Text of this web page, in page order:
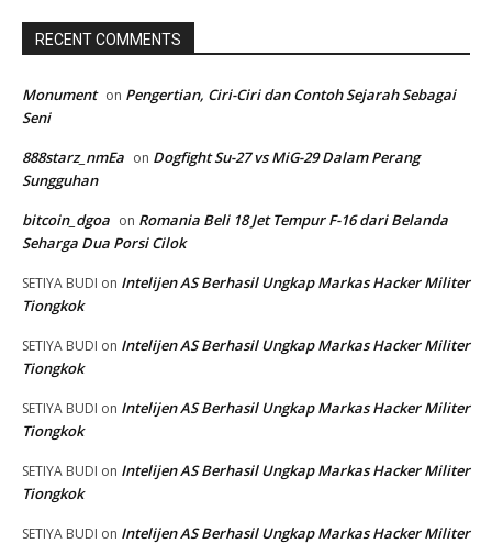
RECENT COMMENTS
Monument on Pengertian, Ciri-Ciri dan Contoh Sejarah Sebagai
Seni
888starz_nmEa on Dogfight Su-27 vs MiG-29 Dalam Perang
Sungguhan
bitcoin_dgoa on Romania Beli 18 Jet Tempur F-16 dari Belanda
Seharga Dua Porsi Cilok
SETIYA BUDI on Intelijen AS Berhasil Ungkap Markas Hacker Militer
Tiongkok
SETIYA BUDI on Intelijen AS Berhasil Ungkap Markas Hacker Militer
Tiongkok
SETIYA BUDI on Intelijen AS Berhasil Ungkap Markas Hacker Militer
Tiongkok
SETIYA BUDI on Intelijen AS Berhasil Ungkap Markas Hacker Militer
Tiongkok
SETIYA BUDI on Intelijen AS Berhasil Ungkap Markas Hacker Militer